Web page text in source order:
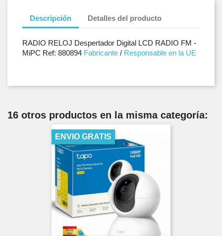
Descripción Detalles del producto
RADIO RELOJ Despertador Digital LCD RADIO FM -
MiPC Ref: 880894 Fabricante / Responsable en la UE
16 otros productos en la misma categoría:
ENVIO GRATIS